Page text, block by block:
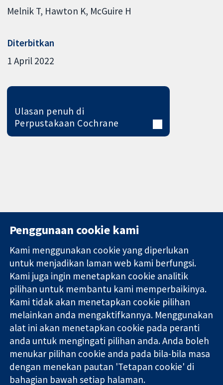
Melnik T Hawton K McGuire H
Diterbitkan
1 April 2022
Ulasan penuh di
Perpustakaan Cochrane
Bukti yang
dipercayai.
keputusan
termaklum
Kesihatan yang
lebih baik
11-13 Cavendish
Square
London
W1G 0AN
United Kingdom
Hubungi kita
Berita
Pejabat
akhbar
Perihal Kami
Pekerjaan
Cochrane
Library
Kolaborasi Cochrane ialah sebuah badan amal (no. 1045921) dan
sebuah syarikat terhad oleh jaminan (no. 03044323) yang
Penggunaan cookie kami
Kami menggunakan cookie yang diperlukan
untuk menjadikan laman web kami berfungsi.
Kami juga ingin menetapkan cookie analitik
pilihan untuk membantu kami memperbaikinya.
Kami tidak akan menetapkan cookie pilihan
melainkan anda mengaktifkannya. Menggunakan
alat ini akan menetapkan cookie pada peranti
anda untuk mengingati pilihan anda. Anda boleh
menukar pilihan cookie anda pada bila-bila masa
dengan menekan pautan 'Tetapan cookie' di
bahagian bawah setiap halaman.